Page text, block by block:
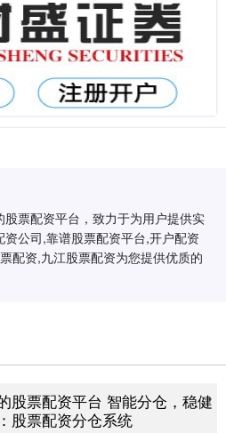
票配资平台，致力于为用户提供实
公司,靠谱股票配资平台,开户配资
配资,九江股票配资为您提供优质的
股票配资平台 智能分仓，稳健
股票配资分仓系统